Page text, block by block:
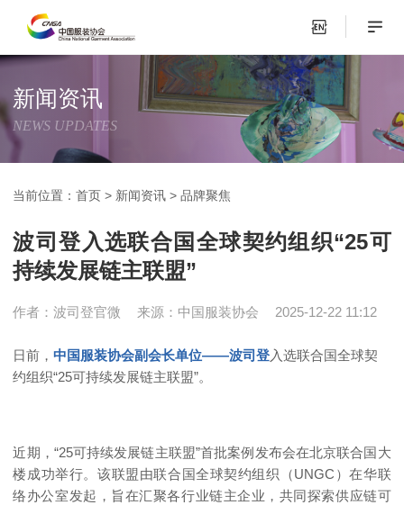
新闻资讯
NEWS UPDATES
当前位置：首页 > 新闻资讯 >品牌聚焦
波司登入选联合国全球契约组织“25可
持续发展链主联盟”
作者：波司登官微 来源：中国服装协会 2025-12-22 11:12
日前，中国服装协会副会长单位——波司登入选联合国全球契
约组织“25可持续发展链主联盟”。
近期，“25可持续发展链主联盟”首批案例发布会在北京联合国大
楼成功举行。该联盟由联合国全球契约组织（UNGC）在华联
络办公室发起，旨在汇聚各行业链主企业，共同探索供应链可